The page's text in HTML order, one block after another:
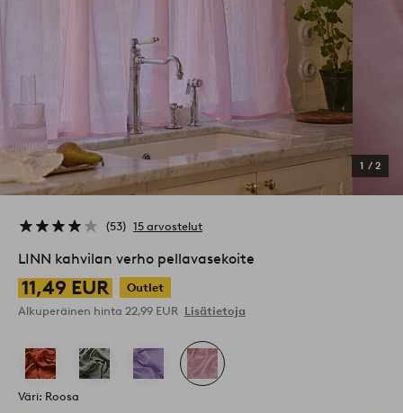
1 / 2
53 15 arvostelut
LINN kahvilan verho pellavasekoite
11,49 EUR
Outlet
Alkuperäinen hinta 22,99 EUR Lisätietoja
Väri: Roosa